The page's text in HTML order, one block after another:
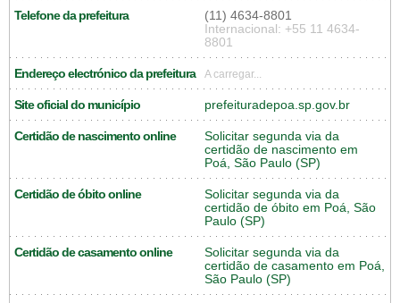
Telefone da prefeitura
(11) 4634-8801
Internacional: +55 11 4634-
8801
Endereço electrónico da prefeitura A carregar...
Site oficial do município prefeituradepoa.sp.gov.br
Certidão de nascimento online
Solicitar segunda via da
certidão de nascimento em
Poá, São Paulo (SP)
Certidão de óbito online
Solicitar segunda via da
certidão de óbito em Poá, São
Paulo (SP)
Certidão de casamento online
Solicitar segunda via da
certidão de casamento em Poá,
São Paulo (SP)